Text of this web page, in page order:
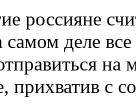
россияне
самом деле
на
прихватив с